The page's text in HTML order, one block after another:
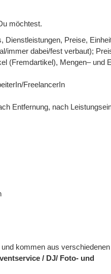
möchtest.
Dienstleistungen, Preise,
immer dabei/fest verbaut);
(Fremdartikel), Mengen– und
FreelancerIn
Entfernung, nach
kommen aus verschiedenen
/ DJ/ Foto- und